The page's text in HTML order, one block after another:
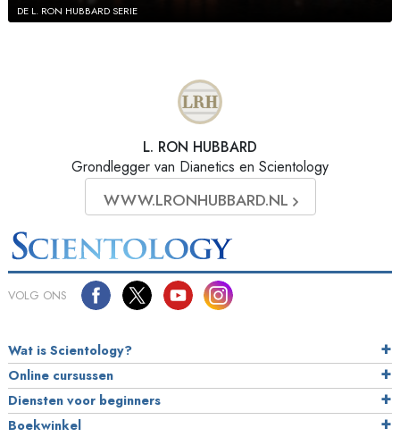
DE L. RON HUBBARD SERIE
L. RON HUBBARD
Grondlegger van Dianetics en Scientology
WWW.LRONHUBBARD.NL
VOLG ONS
Wat is Scientology?
Online cursussen
Diensten voor beginners
Boekwinkel